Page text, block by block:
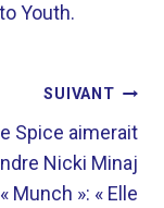
Youth.
SUIVANT
Spice aimerait
Nicki Minaj
Munch »: « Elle